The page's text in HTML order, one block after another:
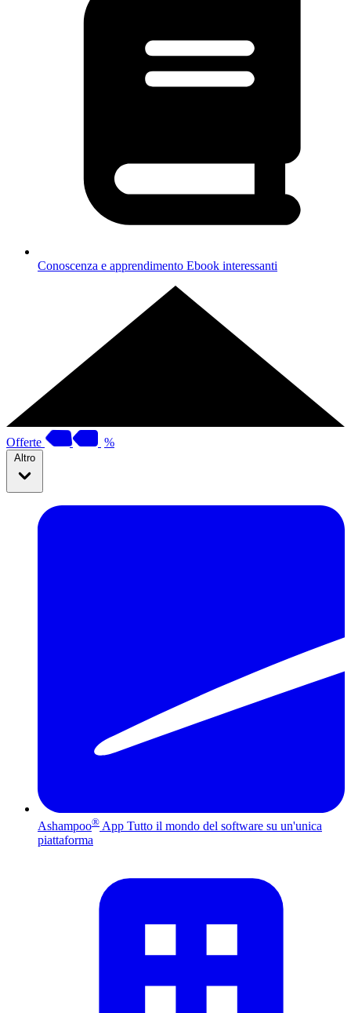
Conoscenza e apprendimento Ebook interessanti
Offerte %
Altro
Ashampoo® App Tutto il mondo del software su un'unica
piattaforma